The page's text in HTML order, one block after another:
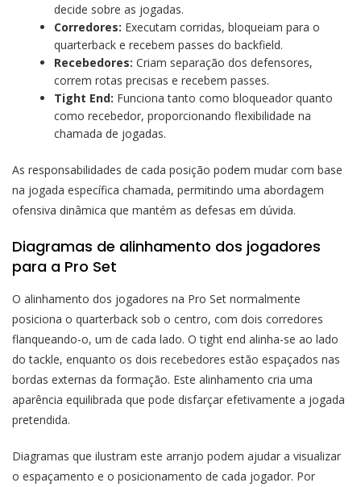
decide sobre as jogadas.
Corredores: Executam corridas, bloqueiam para o
quarterback e recebem passes do backfield.
Recebedores: Criam separação dos defensores,
correm rotas precisas e recebem passes.
Tight End: Funciona tanto como bloqueador quanto
como recebedor, proporcionando flexibilidade na
chamada de jogadas.
As responsabilidades de cada posição podem mudar com base
na jogada específica chamada, permitindo uma abordagem
ofensiva dinâmica que mantém as defesas em dúvida.
Diagramas de alinhamento dos jogadores
para a Pro Set
O alinhamento dos jogadores na Pro Set normalmente
posiciona o quarterback sob o centro, com dois corredores
flanqueando-o, um de cada lado. O tight end alinha-se ao lado
do tackle, enquanto os dois recebedores estão espaçados nas
bordas externas da formação. Este alinhamento cria uma
aparência equilibrada que pode disfarçar efetivamente a jogada
pretendida.
Diagramas que ilustram este arranjo podem ajudar a visualizar
o espaçamento e o posicionamento de cada jogador. Por